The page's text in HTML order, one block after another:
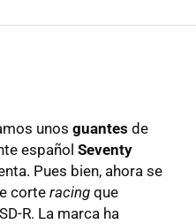
unos guantes de
español Seventy
Pues bien, ahora se
corte racing que
R. La marca ha